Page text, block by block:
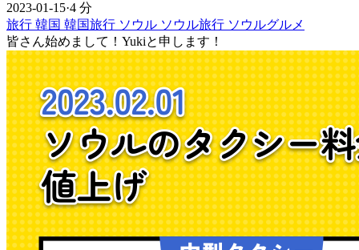
2023-01-15·4 分
旅行 韓国 韓国旅行 ソウル ソウル旅行 ソウルグルメ
皆さん始めまして！Yukiと申します！